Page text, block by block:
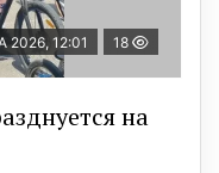
2026, 12:01 18
на